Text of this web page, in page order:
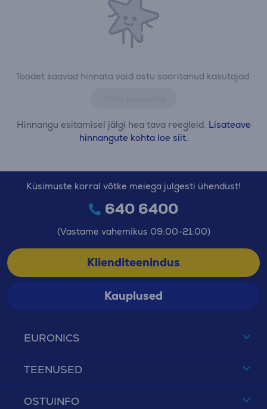
Toodet saavad hinnata vaid ostu sooritanud kasutajad.
Hinnangu esitamisel jälgi hea tava reegleid. Lisateave
hinnangute kohta loe siit.
EURONICS
TEENUSED
OSTUINFO
Küsimuste korral võtke meiega julgesti ühendust!
640 6400
(Vastame vahemikus 09:00-21:00)
Klienditeenindus
Kauplused